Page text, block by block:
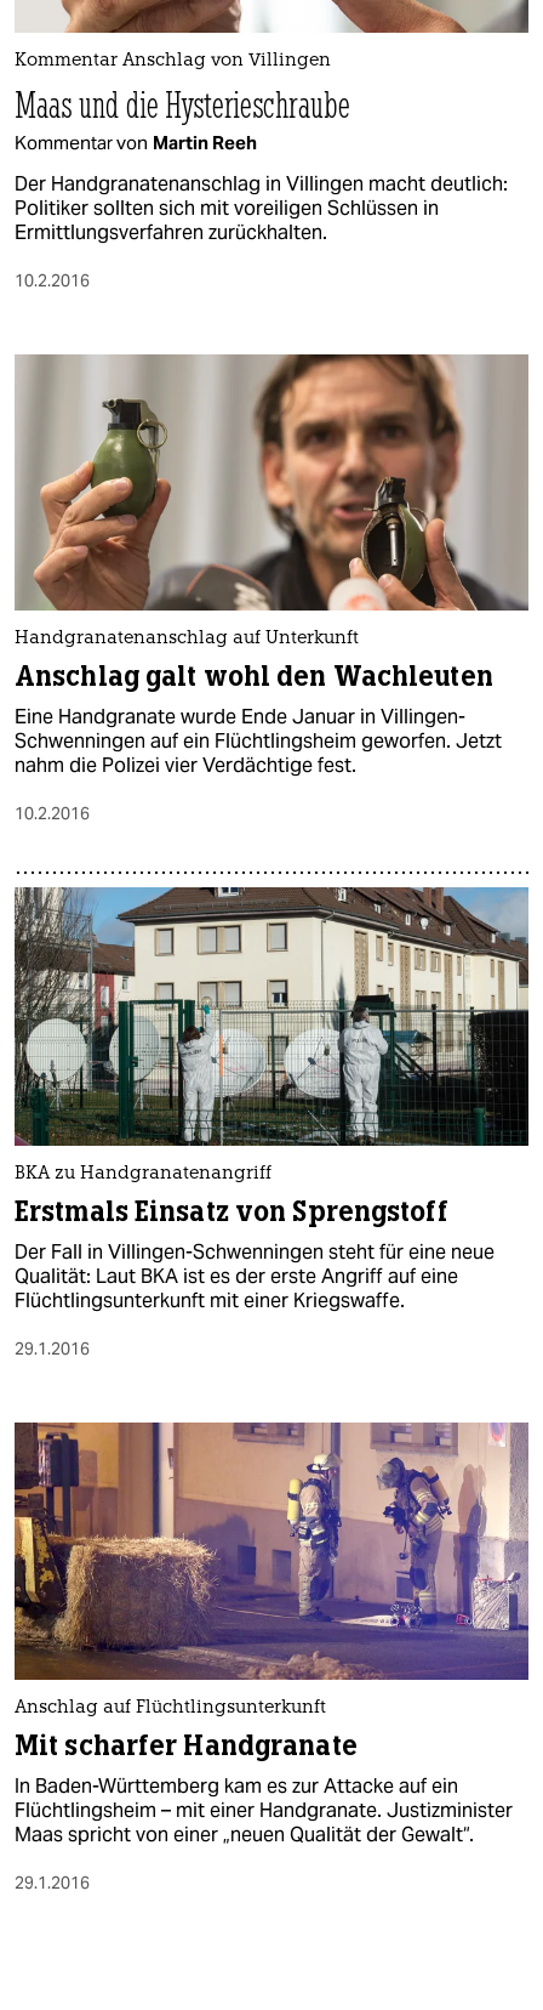
nord
wahrheit
verlag
fragen & hilfe
unterstützen
genossenschaft
epaper login
Kommentar Anschlag von Villingen
Maas und die Hysterieschraube
Kommentar von Martin Reeh
Der Handgranatenanschlag in Villingen macht deutlich:
Politiker sollten sich mit voreiligen Schlüssen in
Ermittlungsverfahren zurückhalten.
10.2.2016
Handgranatenanschlag auf Unterkunft
Anschlag galt wohl den Wachleuten
Eine Handgranate wurde Ende Januar in Villingen-
Schwenningen auf ein Flüchtlingsheim geworfen. Jetzt
nahm die Polizei vier Verdächtige fest.
10.2.2016
BKA zu Handgranatenangriff
Erstmals Einsatz von Sprengstoff
Der Fall in Villingen-Schwenningen steht für eine neue
Qualität: Laut BKA ist es der erste Angriff auf eine
Flüchtlingsunterkunft mit einer Kriegswaffe.
29.1.2016
Anschlag auf Flüchtlingsunterkunft
Mit scharfer Handgranate
In Baden-Württemberg kam es zur Attacke auf ein
Flüchtlingsheim – mit einer Handgranate. Justizminister
Maas spricht von einer „neuen Qualität der Gewalt“.
29.1.2016